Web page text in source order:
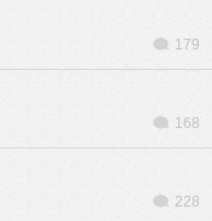
179
168
228